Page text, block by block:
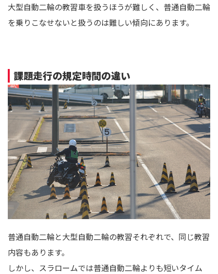
大型自動二輪の教習車を扱うほうが難しく、普通自動二輪
を乗りこなせないと扱うのは難しい傾向にあります。
課題走行の規定時間の違い
普通自動二輪と大型自動二輪の教習それぞれで、同じ教習
内容もあります。
しかし、スラロームでは普通自動二輪よりも短いタイム